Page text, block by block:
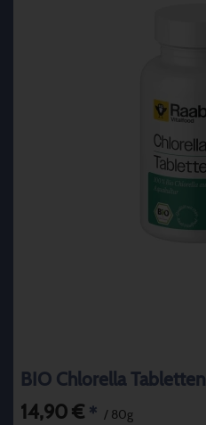
BIO Chlorella Tabletten
14,90 € * / 80g